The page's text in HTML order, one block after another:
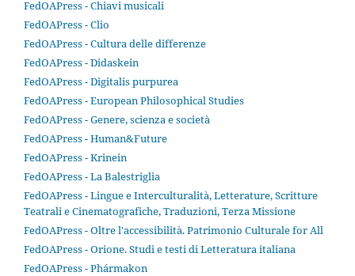
FedOAPress - Chiavi musicali
FedOAPress - Clio
FedOAPress - Cultura delle differenze
FedOAPress - Didaskein
FedOAPress - Digitalis purpurea
FedOAPress - European Philosophical Studies
FedOAPress - Genere, scienza e società
FedOAPress - Human&Future
FedOAPress - Krinein
FedOAPress - La Balestriglia
FedOAPress - Lingue e Interculturalità, Letterature, Scritture
Teatrali e Cinematografiche, Traduzioni, Terza Missione
FedOAPress - Oltre l'accessibilità. Patrimonio Culturale for All
FedOAPress - Orione. Studi e testi di Letteratura italiana
FedOAPress - Phármakon